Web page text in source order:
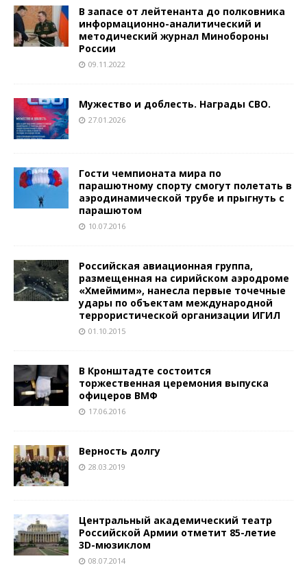
В запасе от лейтенанта до полковника
информационно-аналитический и
методический журнал Минобороны
России
09.11.2022
Мужество и доблесть. Награды СВО.
27.01.2026
Гости чемпионата мира по
парашютному спорту смогут полетать в
аэродинамической трубе и прыгнуть с
парашютом
10.07.2016
Российская авиационная группа,
размещенная на сирийском аэродроме
«Хмеймим», нанесла первые точечные
удары по объектам международной
террористической организации ИГИЛ
01.10.2015
В Кронштадте состоится
торжественная церемония выпуска
офицеров ВМФ
17.06.2016
Верность долгу
28.03.2019
Центральный академический театр
Российской Армии отметит 85-летие
3D-мюзиклом
08.07.2014